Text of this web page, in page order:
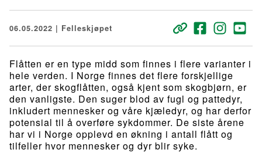
06.05.2022 | Felleskjøpet
Flåtten er en type midd som finnes i flere varianter i
hele verden. I Norge finnes det flere forskjellige
arter, der skogflåtten, også kjent som skogbjørn, er
den vanligste. Den suger blod av fugl og pattedyr,
inkludert mennesker og våre kjæledyr, og har derfor
potensial til å overføre sykdommer. De siste årene
har vi i Norge opplevd en økning i antall flått og
tilfeller hvor mennesker og dyr blir syke.